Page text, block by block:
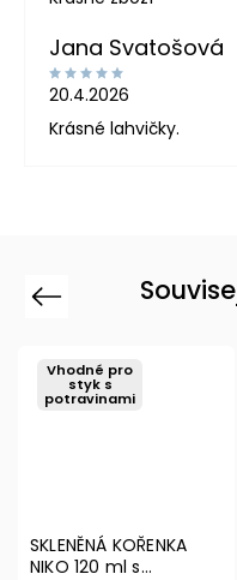
Jana Svatošová
20.4.2026
Krásné lahvičky.
Previous
Vhodné pro
styk s
potravinami
SKLENĚNÁ KOŘENKA
NIKO 120 ml s